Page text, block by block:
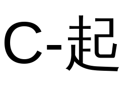
起